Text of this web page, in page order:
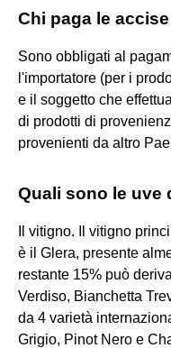
Chi paga le
Sono obbligati al
l'importatore (per i
e il soggetto che
di prodotti di
provenienti da altro
Quali sono le uve
Il vitigno. Il vitigno
è il Glera, presente
restante 15% può
Verdiso, Bianchetta
da 4 varietà
Grigio, Pinot Nero e